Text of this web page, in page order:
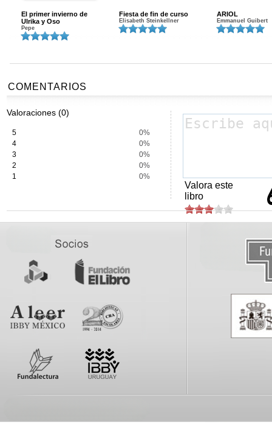
El primer invierno de
Ulrika y Oso
Pepe
Fiesta de fin de curso
Elisabeth Steinkellner
ARIOL
Emmanuel Guibert
COMENTARIOS
Valoraciones (0)
5
0%
4
0%
3
0%
2
0%
1
0%
Valora este
libro